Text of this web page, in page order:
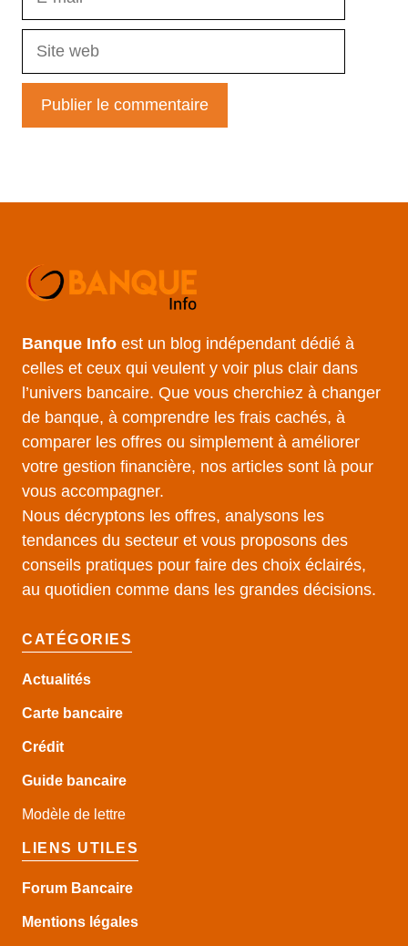
Banque Info est un blog indépendant dédié à
celles et ceux qui veulent y voir plus clair dans
l’univers bancaire. Que vous cherchiez à changer
de banque, à comprendre les frais cachés, à
comparer les offres ou simplement à améliorer
votre gestion financière, nos articles sont là pour
vous accompagner.
Nous décryptons les offres, analysons les
tendances du secteur et vous proposons des
conseils pratiques pour faire des choix éclairés,
au quotidien comme dans les grandes décisions.
CATÉGORIES
Actualités
Carte bancaire
Crédit
Guide bancaire
Modèle de lettre
LIENS UTILES
Forum Bancaire
Mentions légales